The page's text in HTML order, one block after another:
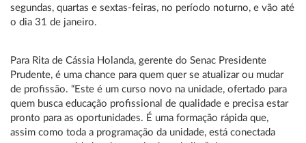
segundas, quartas e sextas-feiras, no período noturno, e vão até
o dia 31 de janeiro.
Para Rita de Cássia Holanda, gerente do Senac Presidente
Prudente, é uma chance para quem quer se atualizar ou mudar
de profissão. “Este é um curso novo na unidade, ofertado para
quem busca educação profissional de qualidade e precisa estar
pronto para as oportunidades. É uma formação rápida que,
assim como toda a programação da unidade, está conectada